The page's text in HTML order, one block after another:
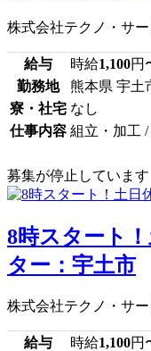
株式会社テクノ・サー
給与 時給1,100円
勤務地
熊本県 宇土
寮・社宅 なし
仕事内容 組立・加工
募集が停止しています
8時スタート
ター：宇土市
株式会社テクノ・サー
給与 時給1,100円